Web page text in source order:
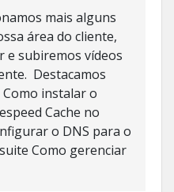
mais alguns
área do cliente,
e subiremos vídeos
Destacamos
instalar o
Cache no
o DNS para o
Como gerenciar